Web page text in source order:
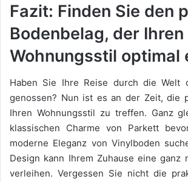
Fazit: Finden Sie den
Bodenbelag, der Ihren
Wohnungsstil optimal
Haben Sie Ihre Reise durch die Welt
genossen? Nun ist es an der Zeit, die
Ihren Wohnungsstil zu treffen. Ganz
klassischen Charme von Parkett
moderne Eleganz von Vinylboden
Design kann Ihrem Zuhause eine ganz
verleihen. Vergessen Sie nicht die